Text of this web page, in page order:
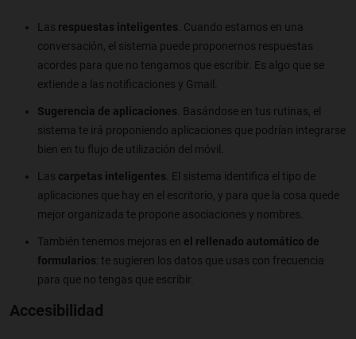
Las respuestas inteligentes. Cuando estamos en una
conversación, el sistema puede proponernos respuestas
acordes para que no tengamos que escribir. Es algo que se
extiende a las notificaciones y Gmail.
Sugerencia de aplicaciones. Basándose en tus rutinas, el
sistema te irá proponiendo aplicaciones que podrían integrarse
bien en tu flujo de utilización del móvil.
Las carpetas inteligentes. El sistema identifica el tipo de
aplicaciones que hay en el escritorio, y para que la cosa quede
mejor organizada te propone asociaciones y nombres.
También tenemos mejoras en el rellenado automático de
formularios: te sugieren los datos que usas con frecuencia
para que no tengas que escribir.
Accesibilidad